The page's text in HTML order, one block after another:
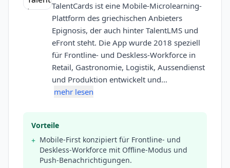
TalentCards ist eine Mobile-Microlearning-
Plattform des griechischen Anbieters
Epignosis, der auch hinter TalentLMS und
eFront steht. Die App wurde 2018 speziell
für Frontline- und Deskless-Workforce in
Retail, Gastronomie, Logistik, Aussendienst
und Produktion entwickelt und…
mehr lesen
Vorteile
+ Mobile-First konzipiert für Frontline- und
Deskless-Workforce mit Offline-Modus und
Push-Benachrichtigungen.